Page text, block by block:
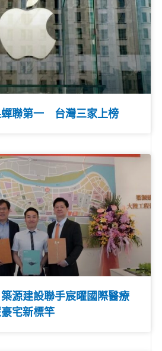
蟬聯第一 台灣三家上榜
源建設聯手宸曜國際醫療
宅新標竿